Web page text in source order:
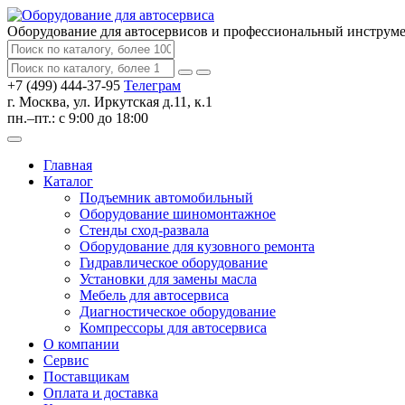
Оборудование для автосервисов и профессиональный
+7 (499) 444-37-95 Телеграм
г. Москва, ул. Иркутская д.11, к.1
пн.–пт.: с 9:00 до 18:00
Главная
Каталог
Подъемник автомобильный
Оборудование шиномонтажное
Стенды сход-развала
Оборудование для кузовного ремонта
Гидравлическое оборудование
Установки для замены масла
Мебель для автосервиса
Диагностическое оборудование
Компрессоры для автосервиса
О компании
Сервис
Поставщикам
Оплата и доставка